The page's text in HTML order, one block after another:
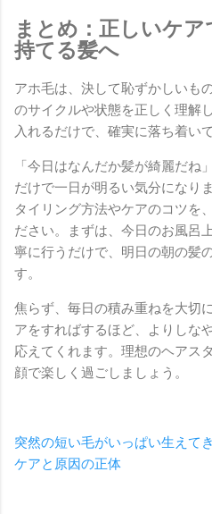
まとめ：正しいケア
持てる髪へ
アホ毛は、決して恥ずかしいも
のサイクルや状態を正しく理解
入れるだけで、確実に落ち着い
「今日はなんだか髪が綺麗だね
だけで一日が明るい気分になり
タイリング方法やケアのコツを
ださい。まずは、今日のお風呂
寧に行うだけで、明日の朝の髪
す。
焦らず、毎日の積み重ねを大切
アをすればするほど、よりしな
応えてくれます。理想のヘアス
顔で楽しく過ごしましょう。
突然の短い毛がいっぱい生えて
ケアと原因の正体